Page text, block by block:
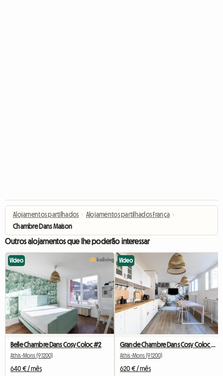
Alojamentos partilhados › Alojamentos partilhados França ›
Chambre Dans Maison
Outros alojamentos que lhe poderão interessar
Vídeo
Belle Chambre Dans Cosy Coloc #2
Athis-Mons (91200)
640 € / mês
Vídeo
Athis-Mons (91200)
620 € / mês